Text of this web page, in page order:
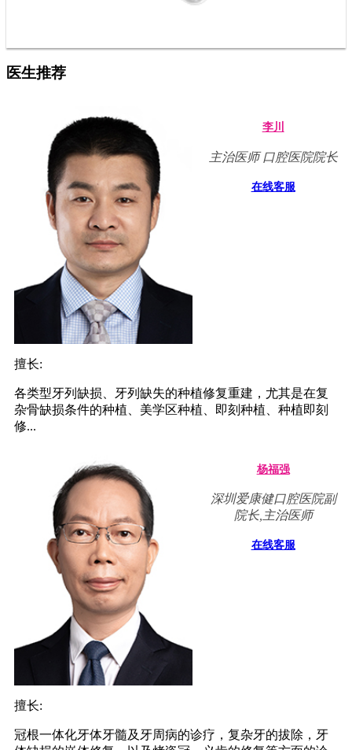
医生推荐
李川
主治医师 口腔医院院长
在线客服
擅长:
各类型牙列缺损、牙列缺失的种植修复重建，尤其是在复
杂骨缺损条件的种植、美学区种植、即刻种植、种植即刻
修...
杨福强
深圳爱康健口腔医院副
院长,主治医师
在线客服
擅长:
冠根一体化牙体牙髓及牙周病的诊疗，复杂牙的拔除，牙